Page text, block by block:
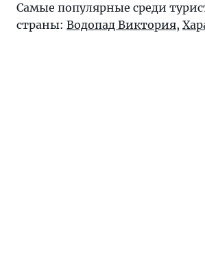
Самые популярные среди
страны: Водопад Виктория,